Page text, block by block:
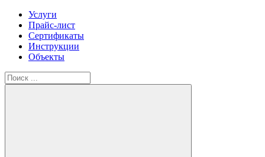
Услуги
Прайс-лист
Сертификаты
Инструкции
Объекты